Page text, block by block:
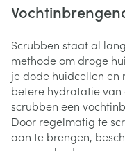
Scrubben staat al
methode om droge
je dode huidcellen
betere hydratatie van
scrubben een
Door regelmatig te
aan te brengen,